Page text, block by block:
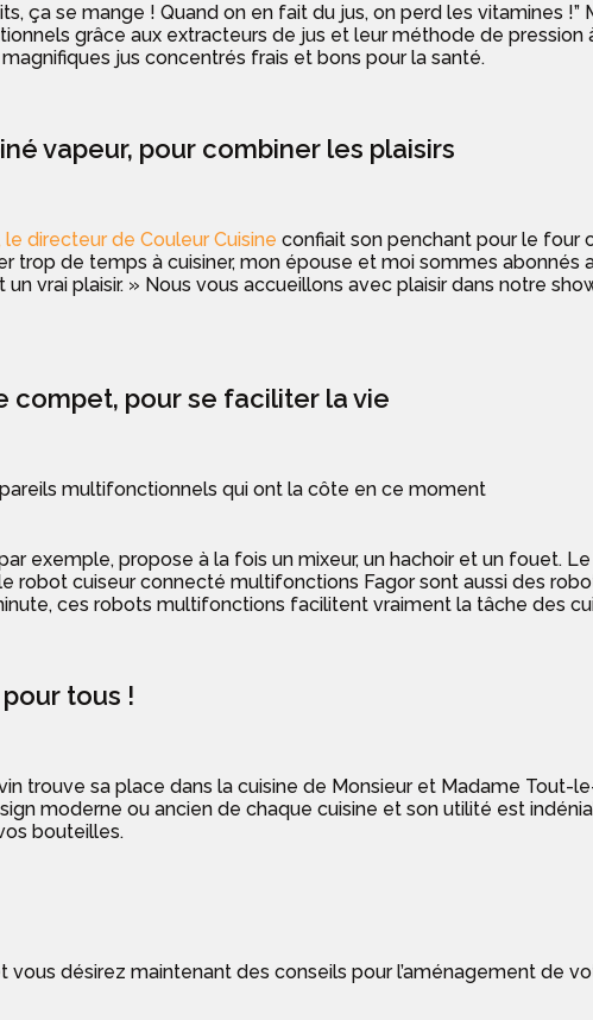
ça se mange ! Quand on en fait du jus, on perd les vitamines
grâce aux extracteurs de jus et leur méthode de pression
jus concentrés frais et bons pour la santé.
vapeur, pour combiner les plaisirs
directeur de Couleur Cuisine confiait son penchant pour le four
trop de temps à cuisiner, mon épouse et moi sommes
un vrai plaisir. » Nous vous accueillons avec plaisir dans notre
compet, pour se faciliter la vie
multifonctionnels qui ont la côte en ce moment
exemple, propose à la fois un mixeur, un hachoir et un fouet.
robot cuiseur connecté multifonctions Fagor sont aussi des
ces robots multifonctions facilitent vraiment la tâche des
tous !
trouve sa place dans la cuisine de Monsieur et Madame
moderne ou ancien de chaque cuisine et son utilité est
bouteilles.
vous désirez maintenant des conseils pour l’aménagement de